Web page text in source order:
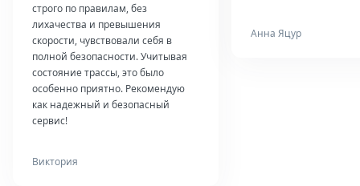
строго по правилам, без
лихачества и превышения
скорости, чувствовали себя в
полной безопасности. Учитывая
состояние трассы, это было
особенно приятно. Рекомендую
как надежный и безопасный
сервис!
Виктория
Анна Яцур